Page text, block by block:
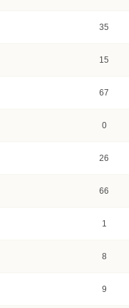
35
15
67
0
26
66
1
8
9